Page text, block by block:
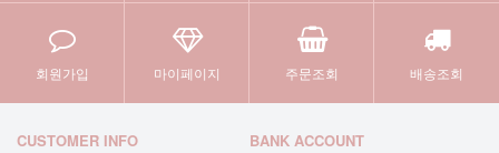
회원가입 마이페이지 주문조회 배송조회
CUSTOMER INFO BANK ACCOUNT